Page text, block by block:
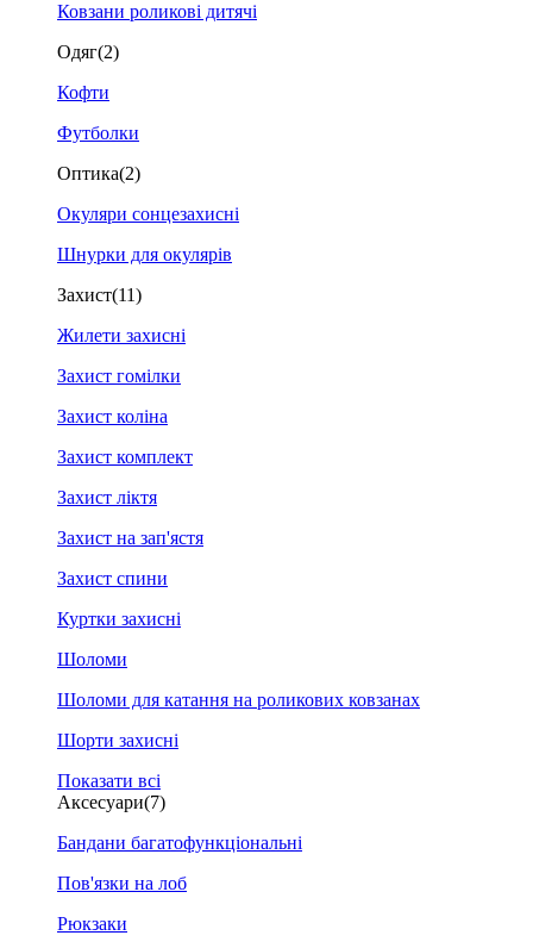
Ковзани роликові дитячі
Одяг(2)
Кофти
Футболки
Оптика(2)
Окуляри сонцезахисні
Шнурки для окулярів
Захист(11)
Жилети захисні
Захист гомілки
Захист коліна
Захист комплект
Захист ліктя
Захист на зап'ястя
Захист спини
Куртки захисні
Шоломи
Шоломи для катання на роликових ковзанах
Шорти захисні
Показати всі
Аксесуари(7)
Бандани багатофункціональні
Пов'язки на лоб
Рюкзаки